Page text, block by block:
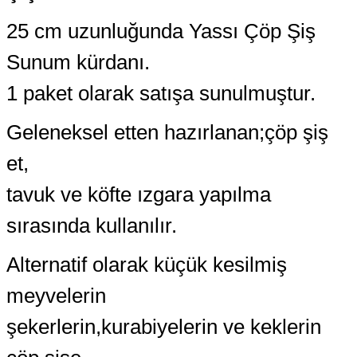
25 cm uzunluğunda Yassı Çöp Şiş
Sunum kürdanı.
1 paket olarak satışa sunulmuştur.
Geleneksel etten hazırlanan;çöp şiş
et,
tavuk ve köfte ızgara yapılma
sırasında kullanılır.
Alternatif olarak küçük kesilmiş
meyvelerin
şekerlerin,kurabiyelerin ve keklerin